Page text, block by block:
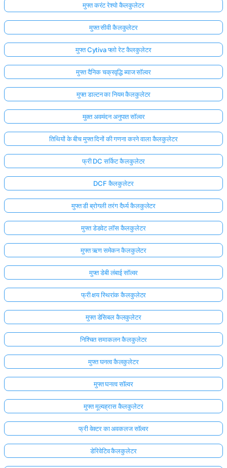
मुफ्त करंट रेश्यो कैलकुलेटर
मुफ्त सीवी कैलकुलेटर
मुफ्त Cytiva फ्लो रेट कैलकुलेटर
मुफ्त दैनिक चक्रवृद्धि ब्याज सॉल्वर
मुफ्त डाल्टन का नियम कैलकुलेटर
मुक्त अवमंदन अनुपात सॉल्वर
तिथियों के बीच मुफ्त दिनों की गणना करने वाला कैलकुलेटर
फ्री DC सर्किट कैलकुलेटर
DCF कैलकुलेटर
मुफ्त डी ब्रोगली तरंग दैर्ध्य कैलकुलेटर
मुफ्त डेडवेट लॉस कैलकुलेटर
मुफ्त ऋण समेकन कैलकुलेटर
मुफ्त डेबी लंबाई सॉल्वर
फ्री क्षय स्थिरांक कैलकुलेटर
मुफ्त डेसिबल कैलकुलेटर
निश्चित समाकलन कैलकुलेटर
मुफ्त घनत्व कैलकुलेटर
मुफ्त घनत्व सॉल्वर
मुफ्त मूल्यह्रास कैलकुलेटर
फ्री वेक्टर का अवकलज सॉल्वर
डेरिवेटिव कैलकुलेटर